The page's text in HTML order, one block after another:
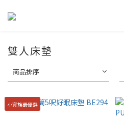
雙人床墊
商品排序
小資族最優選